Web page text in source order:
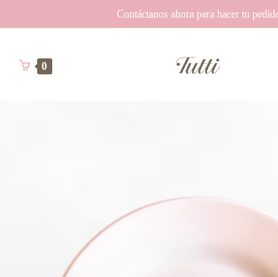
Contáctanos ahora para hacer tu
0